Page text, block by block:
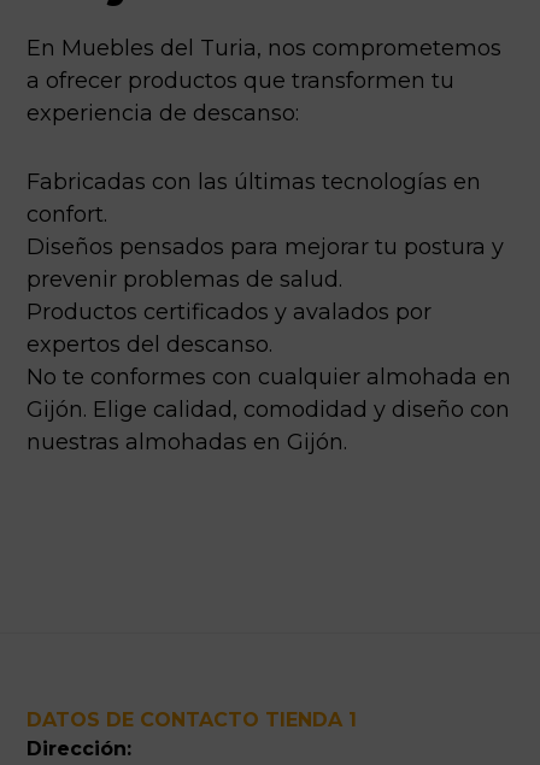
En Muebles del Turia, nos comprometemos
a ofrecer productos que transformen tu
experiencia de descanso:
Fabricadas con las últimas tecnologías en
confort.
Diseños pensados para mejorar tu postura y
prevenir problemas de salud.
Productos certificados y avalados por
expertos del descanso.
No te conformes con cualquier almohada en
Gijón. Elige calidad, comodidad y diseño con
nuestras almohadas en Gijón.
DATOS DE CONTACTO TIENDA 1
Dirección: